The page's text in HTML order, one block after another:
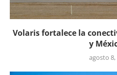
Volaris fortalece la
y
agosto 8,